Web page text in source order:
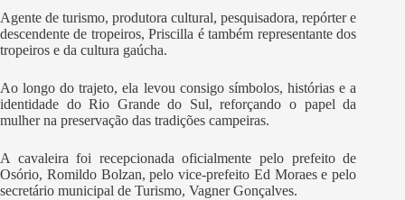
Agente de turismo, produtora cultural, pesquisadora, repórter e
descendente de tropeiros, Priscilla é também representante dos
tropeiros e da cultura gaúcha.
Ao longo do trajeto, ela levou consigo símbolos, histórias e a
identidade do Rio Grande do Sul, reforçando o papel da
mulher na preservação das tradições campeiras.
A cavaleira foi recepcionada oficialmente pelo prefeito de
Osório, Romildo Bolzan, pelo vice-prefeito Ed Moraes e pelo
secretário municipal de Turismo, Vagner Gonçalves.